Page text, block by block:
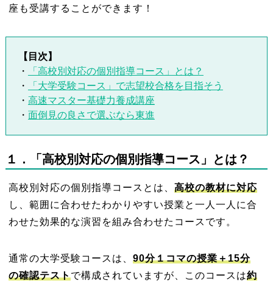
座も受講することができます！
【目次】
・
「高校別対応の個別指導コース」とは？
・
「大学受験コース」で志望校合格を目指そう
・ 高速マスター基礎力養成講座
・ 面倒見の良さで選ぶなら東進
１ ．「高校別対応の個別指導コース」とは？
高校別対応の個別指導コースとは、 高校の教材に対応
し、範囲に合わせたわかりやすい授業と一人一人に合
わせた効果的な演習を組み合わせたコースです。
通常の大学受験コースは、 90分１コマの授業＋15分
の確認テストで構成されていますが、このコースは約